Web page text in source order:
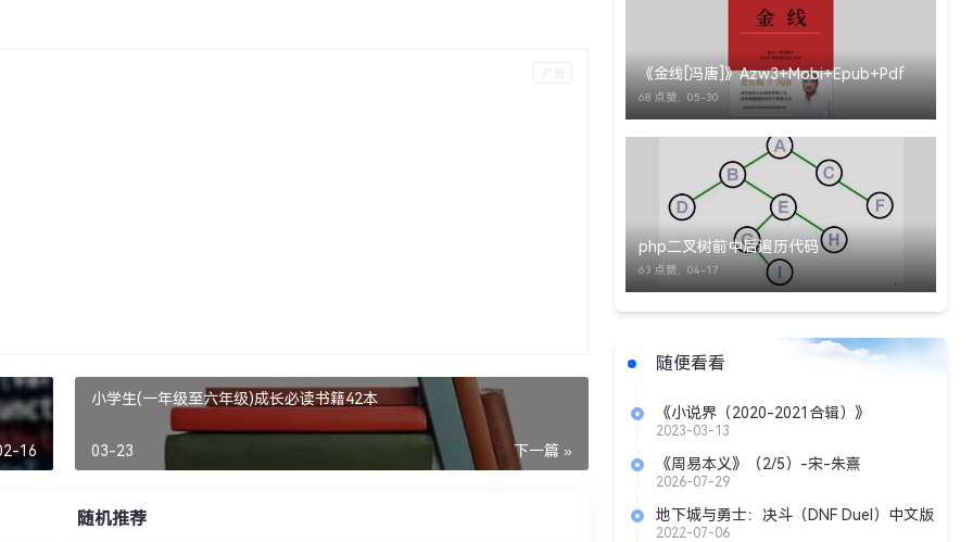
16
小学生(一年级至六年级)成长必读书籍42本
下一篇 »
03-23
随机推荐
《金线[冯唐]》Azw3+Mobi+Epub+Pdf
68 点赞， 05-30
php二叉树前中后遍历代码
63 点赞， 04-17
随便看看
《小说界（2020-2021合辑）》
Azw3+Mobi+Epub
2023-03-13
《周易本义》（2/5）-宋-朱熹
2026-07-29
地下城与勇士：决斗（DNF Duel）中文版
2022-07-06